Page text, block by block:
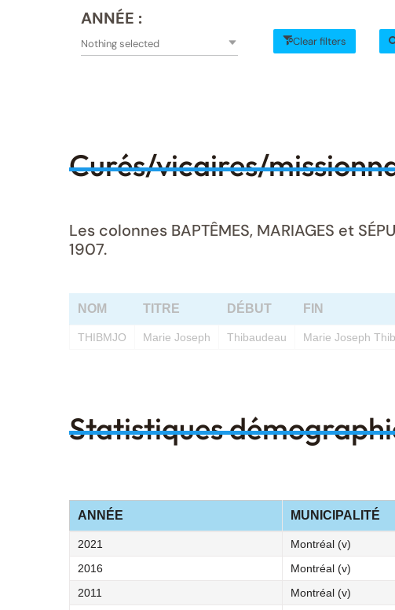
ANNÉE :
Nothing selected Clear filters
Curés/vicaires/
Les colonnes BAPTÊMES, MARIAGES et
1907.
NOM TITRE DÉBUT FIN
THIBMJO Marie Joseph Thibaudeau Marie Joseph
Statistiques
ANNÉE MUNICIPALITÉ
2021 Montréal (v)
2016
Montréal (v)
2011
Montréal (v)